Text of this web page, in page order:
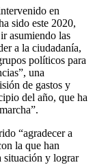
en
sido este 2020,
asumiendo las
a la ciudadanía,
políticos para
una
de gastos y
del año, que ha
“agradecer a
la que han
situación y lograr